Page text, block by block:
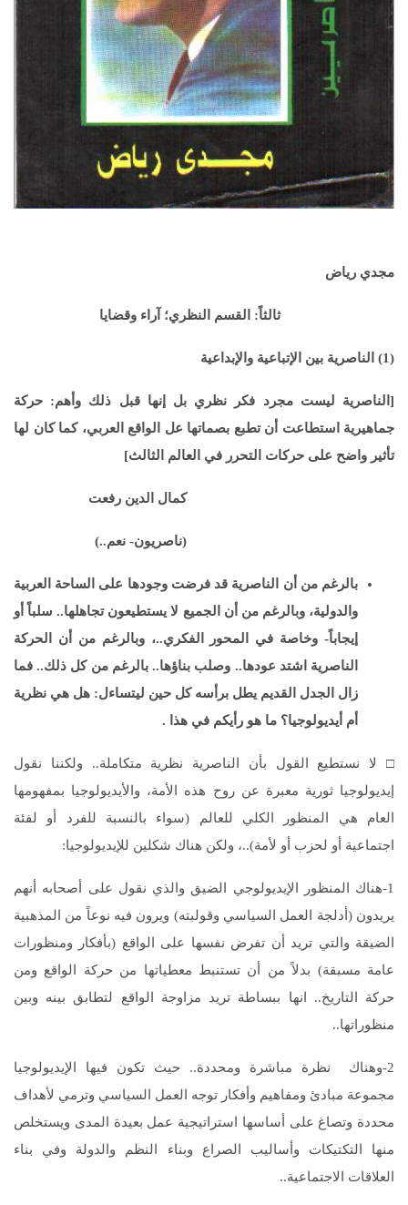
مجدي رياض
ثالثاً: القسم النظري؛ آراء وقضايا
(1) الناصرية بين الإتباعية والإبداعية
[الناصرية ليست مجرد فكر نظري بل إنها قبل ذلك وأهم: حركة
جماهيرية استطاعت أن تطبع بصماتها عل الواقع العربي، كما كان لها
تأثير واضح على حركات التحرر في العالم الثالث]
كمال الدين رفعت
(ناصريون- نعم..)
بالرغم من أن الناصرية قد فرضت وجودها على الساحة العربية
والدولية، وبالرغم من أن الجميع لا يستطيعون تجاهلها.. سلباً أو
إيجاباً- وخاصة في المحور الفكري..، وبالرغم من أن الحركة
الناصرية اشتد عودها.. وصلب بناؤها.. بالرغم من كل ذلك.. فما
زال الجدل القديم يطل برأسه كل حين ليتساءل: هل هي نظرية
أم أيديولوجيا؟ ما هو رأيكم في هذا .
□ لا نستطيع القول بأن الناصرية نظرية متكاملة.. ولكننا نقول
إيديولوجيا ثورية معبرة عن روح هذه الأمة، والأيديولوجيا بمفهومها
العام هي المنظور الكلي للعالم (سواء بالنسبة للفرد أو لفئة
اجتماعية أو لحزب أو لأمة)..، ولكن هناك شكلين للإيديولوجيا:
1-هناك المنظور الإيديولوجي الضيق والذي نقول على أصحابه أنهم
يريدون (أدلجة العمل السياسي وقولبته) ويرون فيه نوعاً من المذهبية
الضيقة والتي تريد أن تفرض نفسها على الواقع (بأفكار ومنظورات
عامة مسبقة) بدلاً من أن تستنبط معطياتها من حركة الواقع ومن
حركة التاريخ.. انها ببساطة تريد مزاوجة الواقع لتطابق بينه وبين
منظوراتها..
2-وهناك نظرة مباشرة ومحددة.. حيث تكون فيها الإيديولوجيا
مجموعة مبادئ ومفاهيم وأفكار توجه العمل السياسي وترمي لأهداف
محددة وتصاغ على أساسها استراتيجية عمل بعيدة المدى ويستخلص
منها التكتيكات وأساليب الصراع وبناء النظم والدولة وفي بناء
العلاقات الاجتماعية..